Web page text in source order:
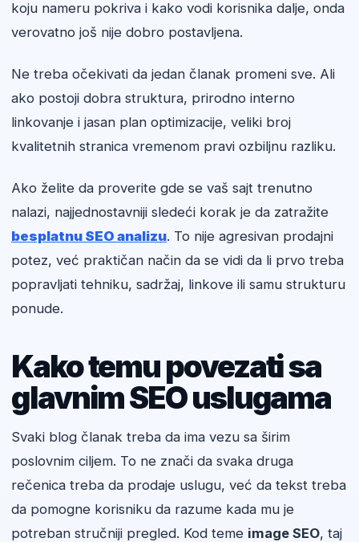
koju nameru pokriva i kako vodi korisnika dalje, onda
verovatno još nije dobro postavljena.
Ne treba očekivati da jedan članak promeni sve. Ali
ako postoji dobra struktura, prirodno interno
linkovanje i jasan plan optimizacije, veliki broj
kvalitetnih stranica vremenom pravi ozbiljnu razliku.
Ako želite da proverite gde se vaš sajt trenutno
nalazi, najjednostavniji sledeći korak je da zatražite
besplatnu SEO analizu. To nije agresivan prodajni
potez, već praktičan način da se vidi da li prvo treba
popravljati tehniku, sadržaj, linkove ili samu strukturu
ponude.
Kako temu povezati sa
glavnim SEO uslugama
Svaki blog članak treba da ima vezu sa širim
poslovnim ciljem. To ne znači da svaka druga
rečenica treba da prodaje uslugu, već da tekst treba
da pomogne korisniku da razume kada mu je
potreban stručniji pregled. Kod teme image SEO, taj